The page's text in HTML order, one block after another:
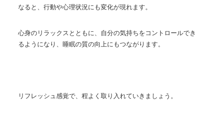
なると、行動や心理状況にも変化が現れます。
心身のリラックスとともに、自分の気持ちをコントロールでき
るようになり、睡眠の質の向上にもつながります。
リフレッシュ感覚で、程よく取り入れていきましょう。